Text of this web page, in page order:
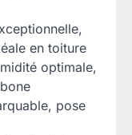
en toiture
optimale,
pose